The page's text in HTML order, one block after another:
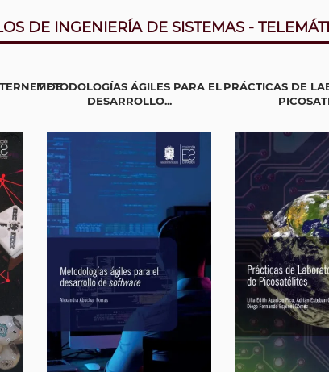
DE INGENIERÍA DE SISTEMAS -
DE
METODOLOGÍAS ÁGILES PARA EL
DESARROLLO...
PRÁCTICAS DE